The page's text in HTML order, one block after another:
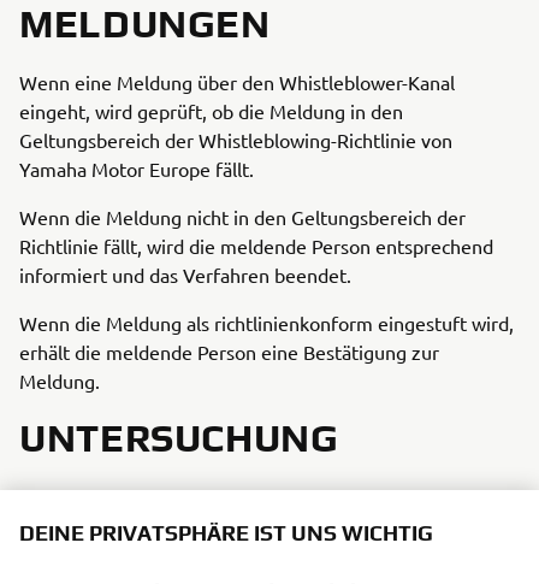
MELDUNGEN
Wenn eine Meldung über den Whistleblower-Kanal
eingeht, wird geprüft, ob die Meldung in den
Geltungsbereich der Whistleblowing-Richtlinie von
Yamaha Motor Europe fällt.
Wenn die Meldung nicht in den Geltungsbereich der
Richtlinie fällt, wird die meldende Person entsprechend
informiert und das Verfahren beendet.
Wenn die Meldung als richtlinienkonform eingestuft wird,
erhält die meldende Person eine Bestätigung zur
Meldung.
UNTERSUCHUNG
Meldungen, die in den Geltungsbereich der
Whistleblowing-Richtlinie von Yamaha Motor Europe
DEINE PRIVATSPHÄRE IST UNS WICHTIG